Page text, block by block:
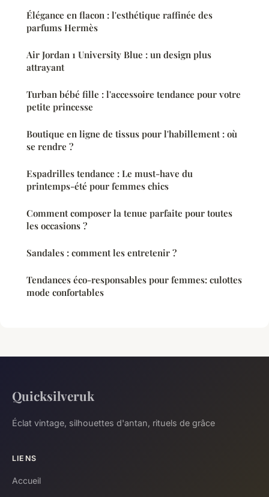
Élégance en flacon : l'esthétique raffinée des
parfums Hermès
Air Jordan 1 University Blue : un design plus
attrayant
Turban bébé fille : l'accessoire tendance pour votre
petite princesse
Boutique en ligne de tissus pour l'habillement : où
se rendre ?
Espadrilles tendance : Le must-have du
printemps-été pour femmes chics
Comment composer la tenue parfaite pour toutes
les occasions ?
Sandales : comment les entretenir ?
Tendances éco-responsables pour femmes: culottes
mode confortables
Quicksilveruk
Éclat vintage, silhouettes d'antan, rituels de grâce
LIENS
Accueil